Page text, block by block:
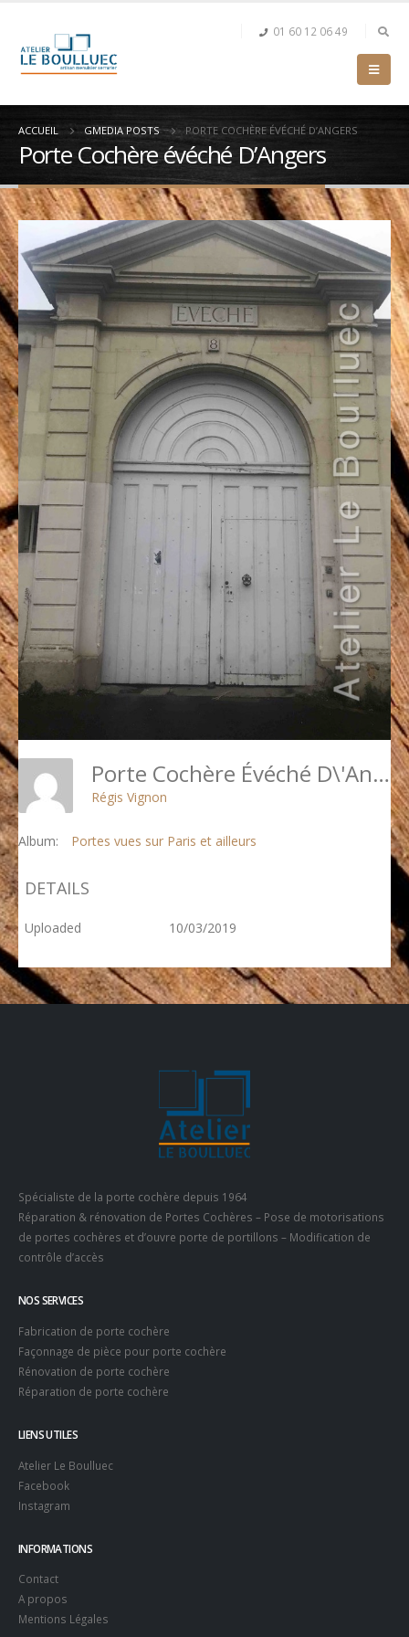
01 60 12 06 49
ACCUEIL GMEDIA POSTS PORTE COCHÈRE ÉVÉCHÉ D’ANGERS
Porte Cochère évéché D’Angers
Porte Cochère Évéché D\'Angers
Régis Vignon
Album: Portes vues sur Paris et ailleurs
DETAILS
Uploaded 10/03/2019
Spécialiste de la porte cochère depuis 1964
Réparation & rénovation de Portes Cochères – Pose de motorisations
de portes cochères et d’ouvre porte de portillons – Modification de
contrôle d’accès
NOS SERVICES
Fabrication de porte cochère
Façonnage de pièce pour porte cochère
Rénovation de porte cochère
Réparation de porte cochère
LIENS UTILES
Atelier Le Boulluec
Facebook
Instagram
INFORMATIONS
Contact
A propos
Mentions Légales